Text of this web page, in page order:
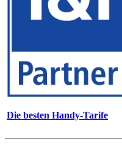
Die besten Handy-Tarife